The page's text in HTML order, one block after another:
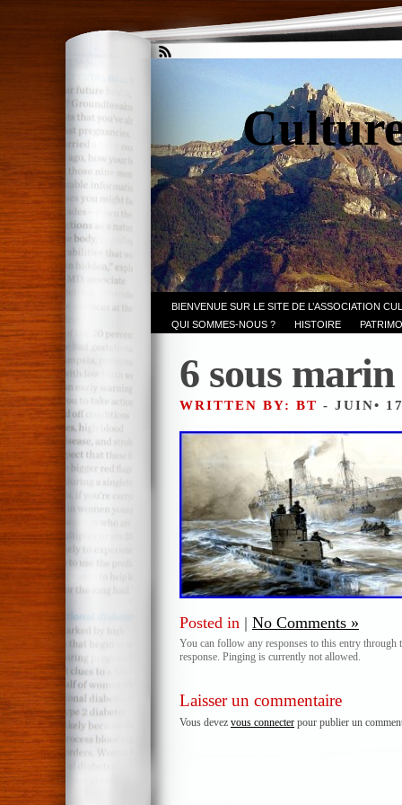
BIENVENUE SUR LE SITE DE L’ASSOCIATION
QUI SOMMES-NOUS ?
HISTOIRE
6 sous
WRITTEN BY: BT - JUIN•
Posted in | No Comments »
You can follow any responses to this entry through
response. Pinging is currently not allowed.
Laisser un commentaire
Vous devez vous connecter pour publier un